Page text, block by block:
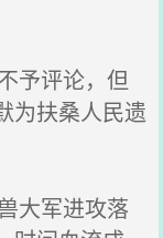
予评论，但
为扶桑人民遗
大军进攻落